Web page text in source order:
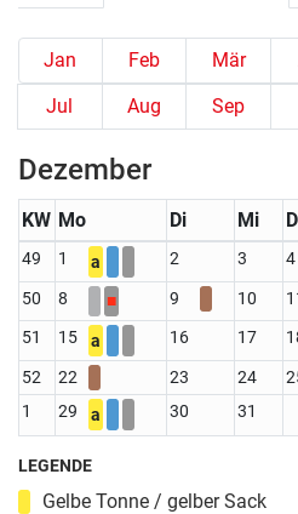
Jan Feb Mär
Jul
Aug Sep
Dezember
KW Mo Di Mi
49 1 a 2 3 4
50 8 ■ 9 10
51
15 a 16 17
52 22 23 24
1
29 a 30 31
LEGENDE
Gelbe Tonne / gelber Sack